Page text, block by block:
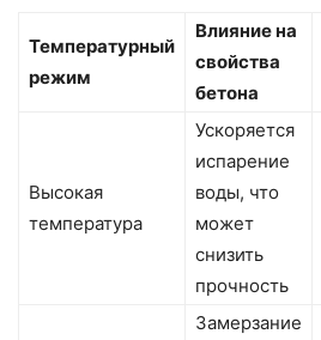
Температурный
режим
Влияние на
свойства
бетона
Высокая
температура
Ускоряется
испарение
воды, что
может
снизить
прочность
Замерзание